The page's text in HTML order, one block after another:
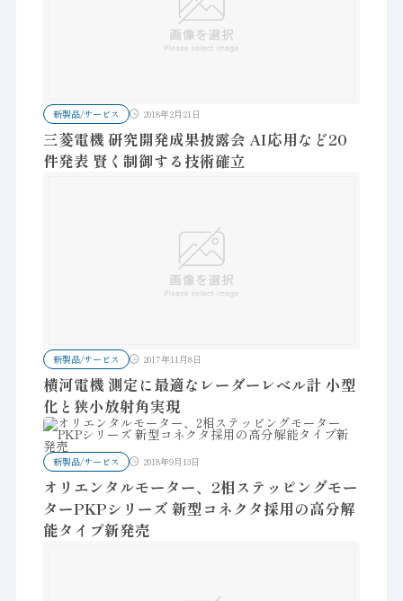
新製品/サービス 2018年2月21日
三菱電機 研究開発成果披露会 AI応用など20
件発表 賢く制御する技術確立
新製品/サービス 2017年11月8日
横河電機 測定に最適なレーダーレベル計 小型
化と狭小放射角実現
新製品/サービス 2018年9月13日
オリエンタルモーター、2相ステッピングモー
ターPKPシリーズ 新型コネクタ採用の高分解
能タイプ新発売